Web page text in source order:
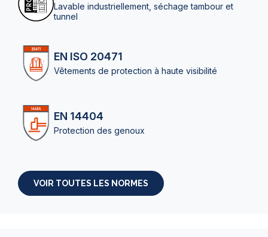
Lavable industriellement, séchage tambour et
tunnel
EN ISO 20471
Vêtements de protection à haute visibilité
EN 14404
Protection des genoux
VOIR TOUTES LES NORMES